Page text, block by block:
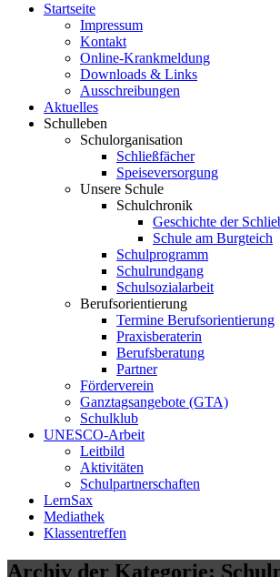
Startseite
Impressum
Kontakt
Online-Krankmeldung
Downloads & Links
Ausschreibungen
Aktuelles
Schulleben
Schulorganisation
Schließfächer
Speiseversorgung
Unsere Schule
Schulchronik
Geschichte der
Schule am Burgteich
Schulprogramm
Schulrundgang
Schulsozialarbeit
Berufsorientierung
Termine Berufsorientierung
Praxisberaterin
Berufsberatung
Partner
Förderverein
Ganztagsangebote (GTA)
Schulklub
UNESCO-Arbeit
Leitbild
Aktivitäten
Schulpartnerschaften
LernSax
Mediathek
Klassentreffen
Archiv der Kategorie: